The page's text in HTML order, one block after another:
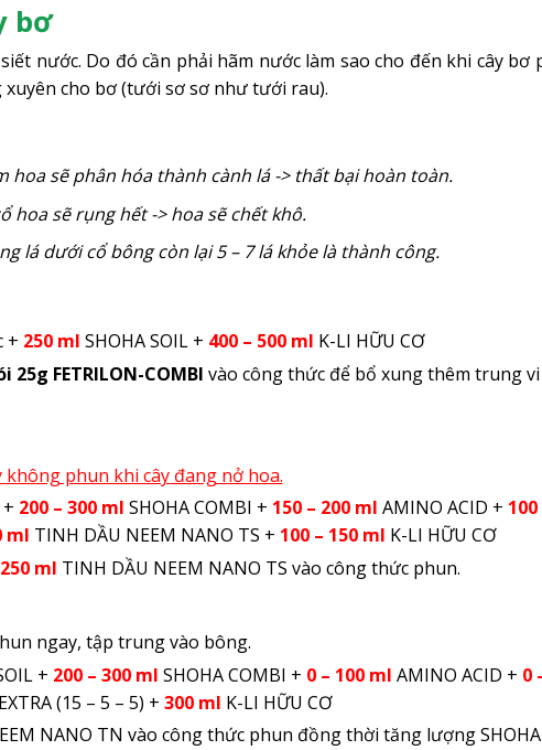
bơ
nước. Do đó cần phải hãm nước làm sao cho đến khi cây bơ
cho bơ (tưới sơ sơ như tưới rau).
hoa sẽ phân hóa thành cành lá -> thất bại hoàn toàn.
hoa sẽ rụng hết -> hoa sẽ chết khô.
lá dưới cổ bông còn lại 5 – 7 lá khỏe là thành công.
+ 250 ml SHOHA SOIL + 400 – 500 ml K-LI HỮU CƠ
25g FETRILON-COMBI vào công thức để bổ xung thêm trung
không phun khi cây đang nở hoa.
200 – 300 ml SHOHA COMBI + 150 – 200 ml AMINO ACID +
ml TINH DẦU NEEM NANO TS + 100 – 150 ml K-LI HỮU CƠ
250 ml TINH DẦU NEEM NANO TS vào công thức phun.
ngay, tập trung vào bông.
+ 200 – 300 ml SHOHA COMBI + 0 – 100 ml AMINO ACID + 0
(15 – 5 – 5) + 300 ml K-LI HỮU CƠ
NANO TN vào công thức phun đồng thời tăng lượng SHOHA